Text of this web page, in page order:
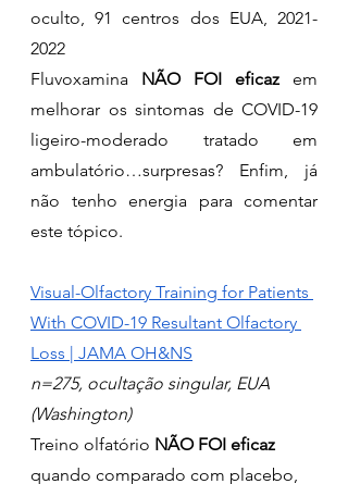
oculto, 91 centros dos EUA, 2021-
2022
Fluvoxamina NÃO FOI eficaz em
melhorar os sintomas de COVID-19
ligeiro-moderado tratado em
ambulatório…surpresas? Enfim, já
não tenho energia para comentar
este tópico.
Visual-Olfactory Training for Patients
With COVID-19 Resultant Olfactory
Loss | JAMA OH&NS
n=275, ocultação singular, EUA
(Washington)
Treino olfatório NÃO FOI eficaz
quando comparado com placebo,